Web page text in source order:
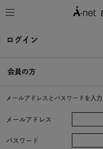
ログイン
会員の方
メールアドレスとパスワードを入
メールアドレス
パスワード